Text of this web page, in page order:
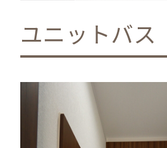
ユニットバス